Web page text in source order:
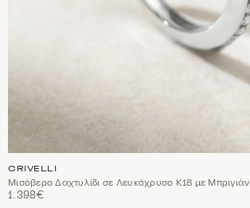
CRIVELLI
Μισόβερο Δαχτυλίδι σε Λευκόχρυσο Κ18 με Μπριγιάν
1.398€